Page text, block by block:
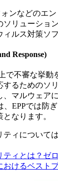
ンなどのエ
リューショ
ルス対策ソ
Response)
で不審な挙動
るためのソ
マルウェア
EPPでは防
なります。
ィについて
ィとは？ゼ
けるベスト